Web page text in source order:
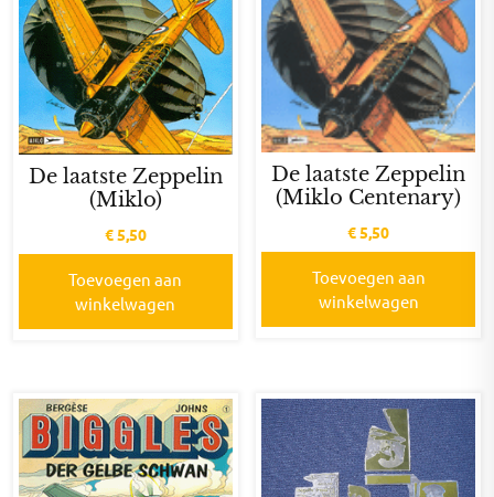
De laatste Zeppelin
(Miklo)
€5,50
Toevoegen aan
winkelwagen
De laatste Zeppelin
(Miklo Centenary)
€5,50
Toevoegen aan
winkelwagen